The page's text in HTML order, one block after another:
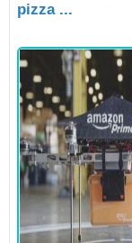
pizza ...